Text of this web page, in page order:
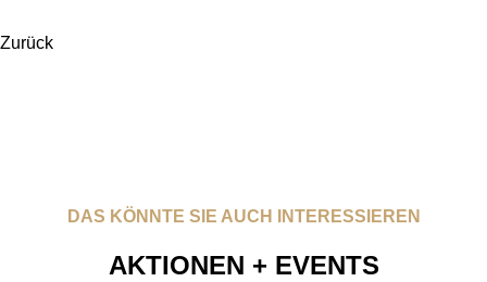
Zurück
DAS KÖNNTE SIE AUCH INTERESSIEREN
AKTIONEN + EVENTS